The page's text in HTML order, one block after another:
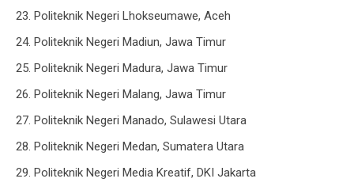
23. Politeknik Negeri Lhokseumawe, Aceh
24. Politeknik Negeri Madiun, Jawa Timur
25. Politeknik Negeri Madura, Jawa Timur
26. Politeknik Negeri Malang, Jawa Timur
27. Politeknik Negeri Manado, Sulawesi Utara
28. Politeknik Negeri Medan, Sumatera Utara
29. Politeknik Negeri Media Kreatif, DKI Jakarta